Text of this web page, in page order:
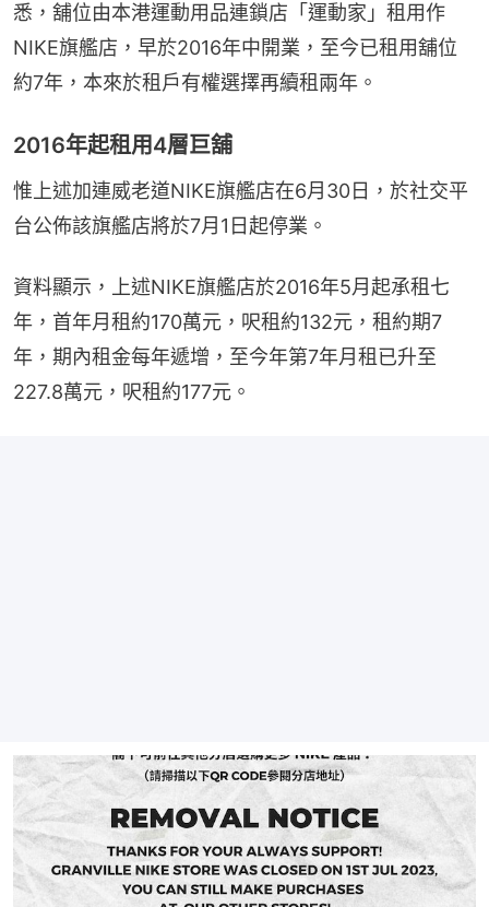
悉，舖位由本港運動用品連鎖店「運動家」租用作
NIKE旗艦店，早於2016年中開業，至今已租用舖位
約7年，本來於租戶有權選擇再續租兩年。
2016年起租用4層巨舖
惟上述加連威老道NIKE旗艦店在6月30日，於社交平
台公佈該旗艦店將於7月1日起停業。
資料顯示，上述NIKE旗艦店於2016年5月起承租七
年，首年月租約170萬元，呎租約132元，租約期7
年，期內租金每年遞增，至今年第7年月租已升至
227.8萬元，呎租約177元。